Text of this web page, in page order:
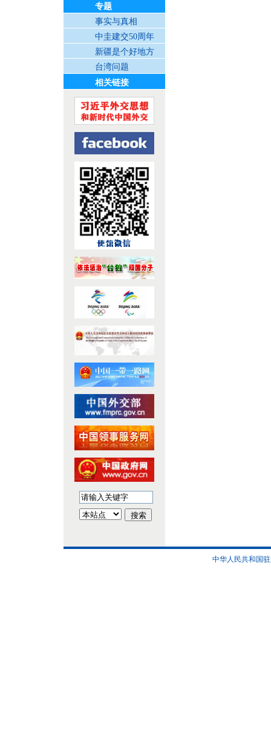
专题
事实与真相
中圭建交50周年
新疆是个好地方
台湾问题
相关链接
中华人民共和国